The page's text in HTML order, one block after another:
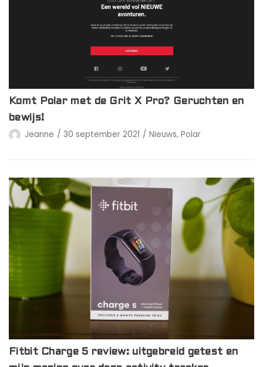
Komt Polar met de Grit X Pro? Geruchten en
bewijs!
Jeanne 30 september 2021 Nieuws, Polar
Fitbit Charge 5 review: uitgebreid getest en